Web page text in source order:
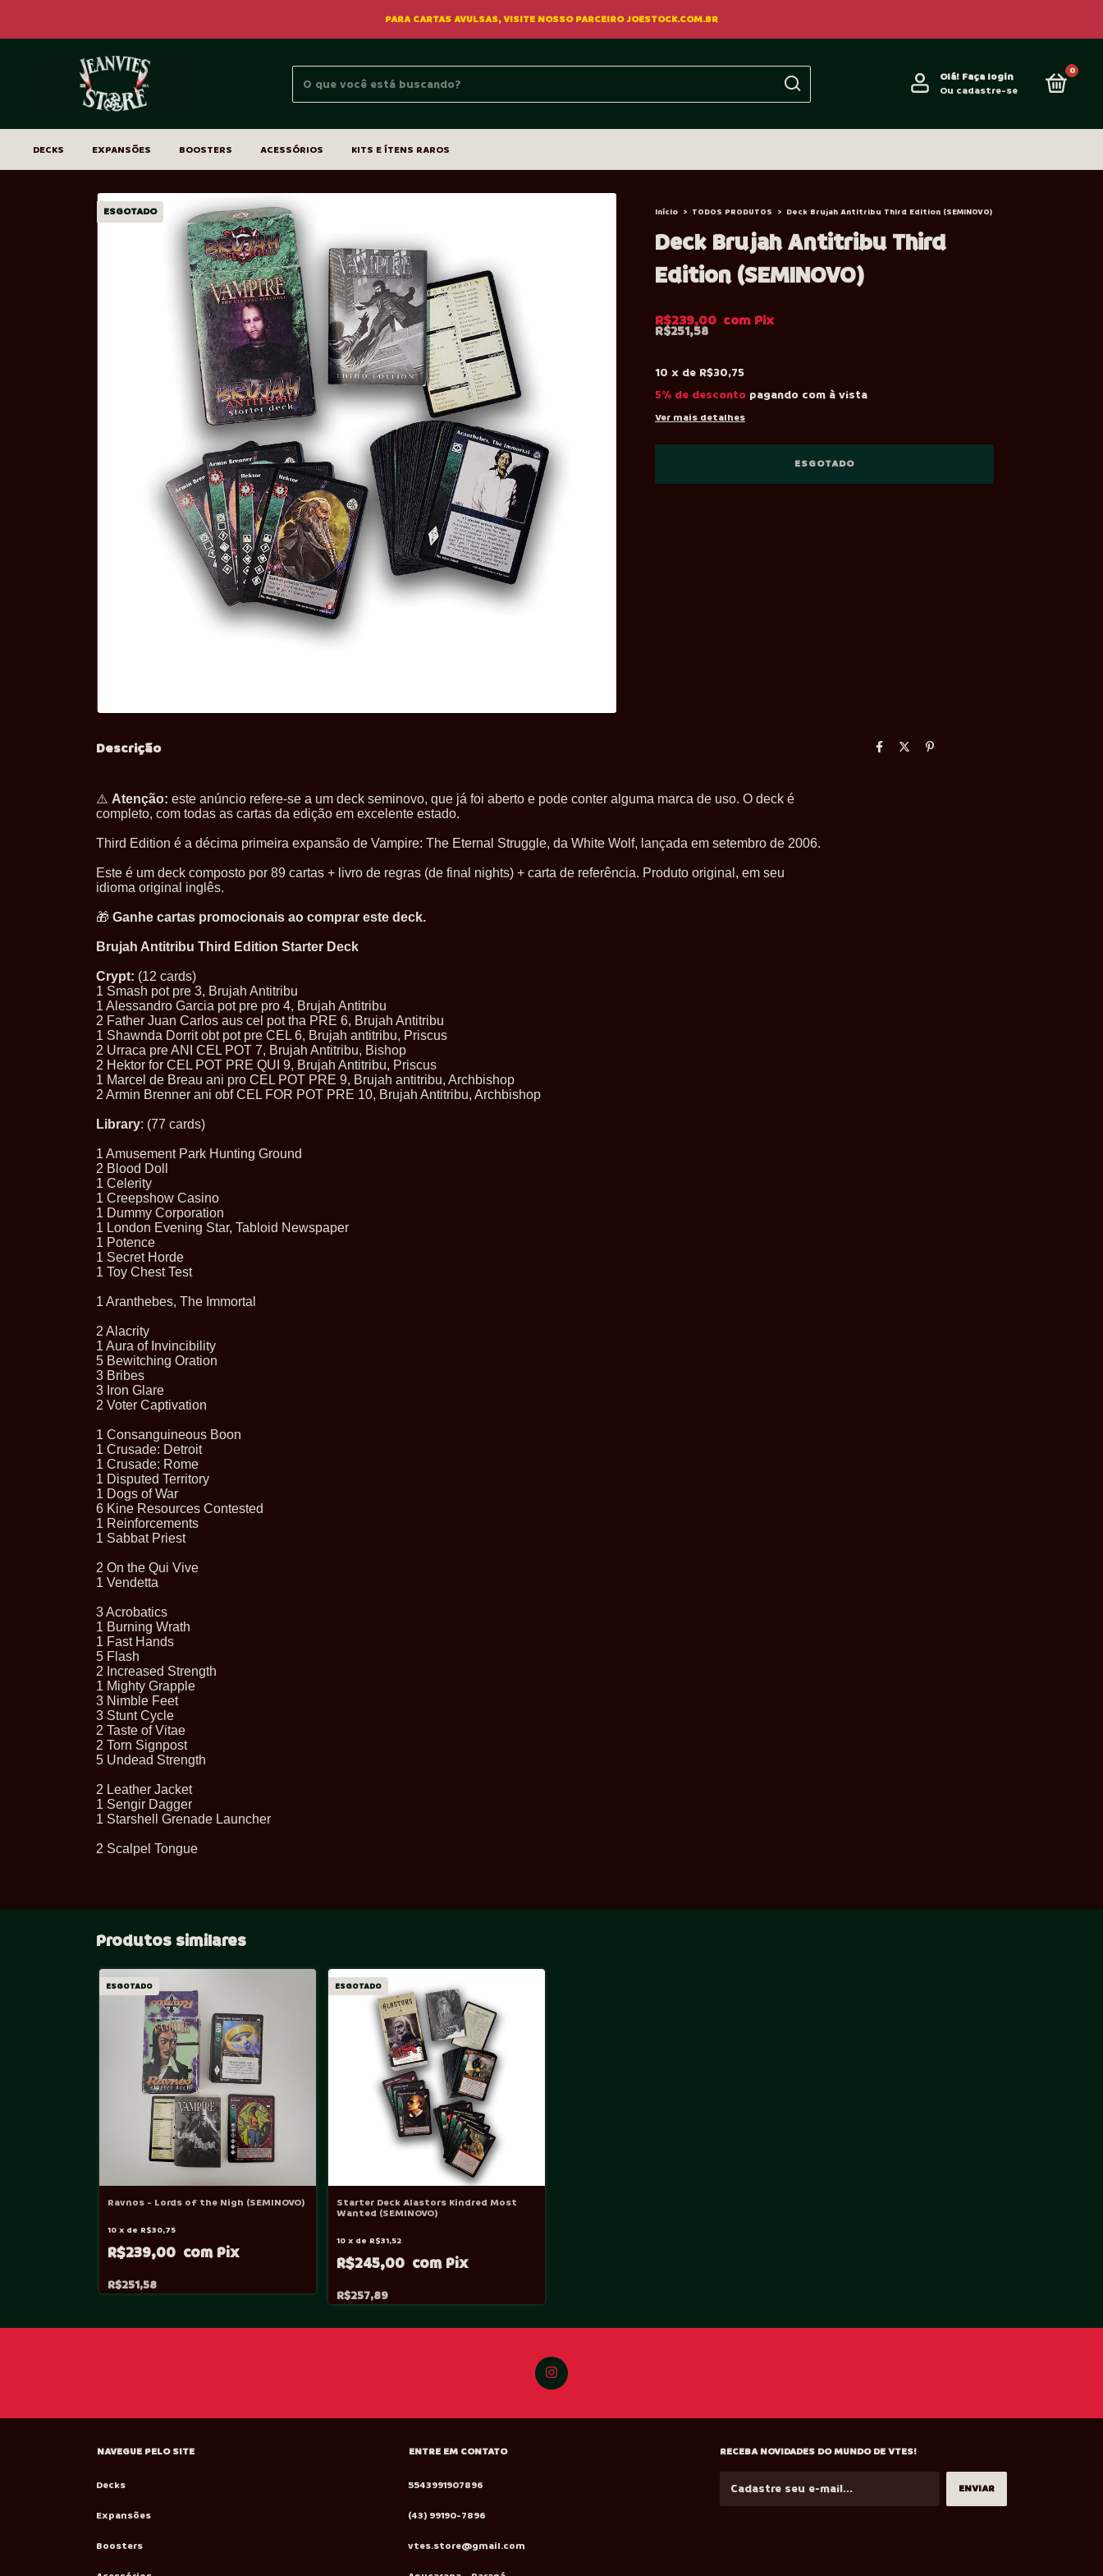
PARA CARTAS AVULSAS, VISITE NOSSO PARCEIRO JOESTOCK.COM.BR
Olá! Faça login
Ou cadastre-se
0
DECKS EXPANSÕES BOOSTERS ACESSÓRIOS KITS E ÍTENS RAROS
ESGOTADO Início > TODOS PRODUTOS > Deck Brujah Antitribu Third Edition (SEMINOVO)
Deck Brujah Antitribu Third
Edition (SEMINOVO)
R$251,58
R$239,00
10 x de R$30,75
5% de desconto pagando com à vista
Ver mais detalhes
Descrição
⚠️ Atenção: este anúncio refere-se a um deck seminovo, que já foi aberto e pode conter alguma marca de uso. O deck é
completo, com todas as cartas da edição em excelente estado.
Third Edition é a décima primeira expansão de Vampire: The Eternal Struggle, da White Wolf, lançada em setembro de 2006.
Este é um deck composto por 89 cartas + livro de regras (de final nights) + carta de referência. Produto original, em seu
idioma original inglês.
🎁 Ganhe cartas promocionais ao comprar este deck.
Brujah Antitribu Third Edition Starter Deck
Crypt: (12 cards)
1 Smash pot pre 3, Brujah Antitribu
1 Alessandro Garcia pot pre pro 4, Brujah Antitribu
2 Father Juan Carlos aus cel pot tha PRE 6, Brujah Antitribu
1 Shawnda Dorrit obt pot pre CEL 6, Brujah antitribu, Priscus
2 Urraca pre ANI CEL POT 7, Brujah Antitribu, Bishop
2 Hektor for CEL POT PRE QUI 9, Brujah Antitribu, Priscus
1 Marcel de Breau ani pro CEL POT PRE 9, Brujah antitribu, Archbishop
2 Armin Brenner ani obf CEL FOR POT PRE 10, Brujah Antitribu, Archbishop
Library: (77 cards)
1 Amusement Park Hunting Ground
2 Blood Doll
1 Celerity
1 Creepshow Casino
1 Dummy Corporation
1 London Evening Star, Tabloid Newspaper
1 Potence
1 Secret Horde
1 Toy Chest Test
1 Aranthebes, The Immortal
2 Alacrity
1 Aura of Invincibility
5 Bewitching Oration
3 Bribes
3 Iron Glare
2 Voter Captivation
1 Consanguineous Boon
1 Crusade: Detroit
1 Crusade: Rome
1 Disputed Territory
1 Dogs of War
6 Kine Resources Contested
1 Reinforcements
1 Sabbat Priest
2 On the Qui Vive
1 Vendetta
3 Acrobatics
1 Burning Wrath
1 Fast Hands
5 Flash
2 Increased Strength
1 Mighty Grapple
3 Nimble Feet
3 Stunt Cycle
2 Taste of Vitae
2 Torn Signpost
5 Undead Strength
2 Leather Jacket
1 Sengir Dagger
1 Starshell Grenade Launcher
2 Scalpel Tongue
Produtos similares
ESGOTADO
Ravnos - Lords of the Nigh (SEMINOVO)
R$251,58
R$239,00
10 x de R$30,75
ESGOTADO
Starter Deck Alastors Kindred Most
Wanted (SEMINOVO)
R$257,89
R$245,00
10 x de R$31,52
NAVEGUE PELO SITE
Decks
Expansões
Boosters
ENTRE EM CONTATO
5543991907896
(43) 99190-7896
vtes.store@gmail.com
RECEBA NOVIDADES DO MUNDO DE VTES!